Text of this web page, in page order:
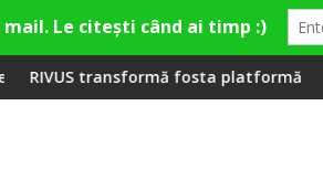
la Fashion Village
fosta platformă Carbochim într-